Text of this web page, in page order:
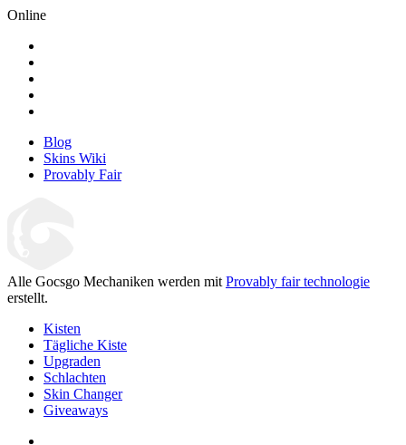
Online
Blog
Skins Wiki
Provably Fair
Alle Gocsgo Mechaniken werden mit Provably fair technologie
erstellt.
Kisten
Tägliche Kiste
Upgraden
Schlachten
Skin Changer
Giveaways